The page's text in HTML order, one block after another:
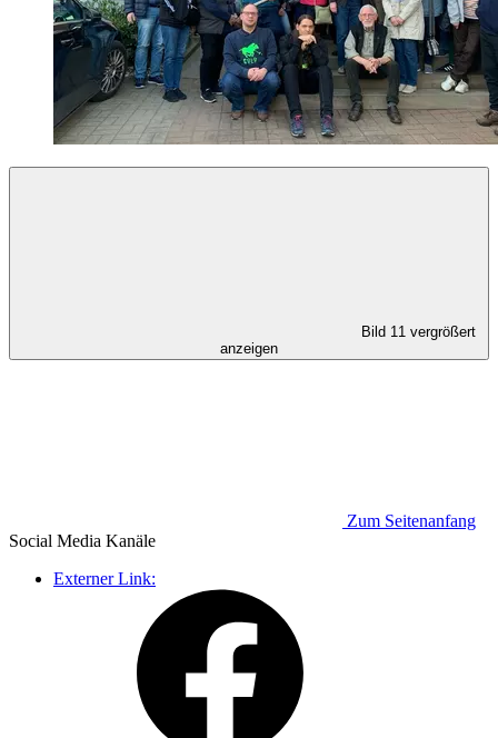
Bild 11 vergrößert
anzeigen
Zum Seitenanfang
Social Media Kanäle
Externer Link: